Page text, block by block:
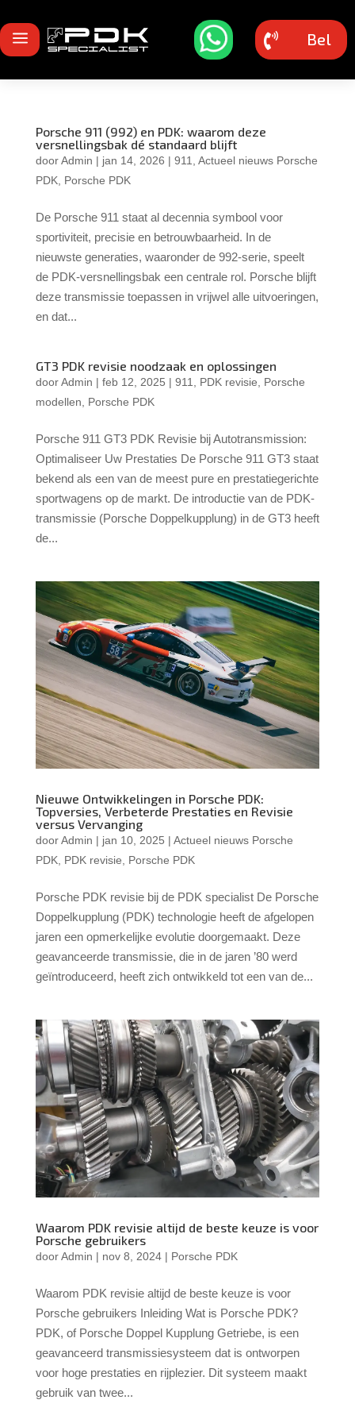
a  Bel
Porsche 911 (992) en PDK: waarom deze
versnellingsbak dé standaard blijft
doorAdmin | jan 14, 2026 | 911
Actueel nieuws Porsche
PDK, Porsche PDK
De Porsche 911 staat al decennia symbool voor
sportiviteit, precisie en betrouwbaarheid. In de
nieuwste generaties, waaronder de 992-serie, speelt
de PDK-versnellingsbak een centrale rol. Porsche blijft
deze transmissie toepassen in vrijwel alle uitvoeringen,
en dat...
GT3 PDK revisie noodzaak en oplossingen
doorAdmin | feb 12, 2025 | 911 PDK revisie
Porsche
modellen
Porsche PDK
Porsche 911 GT3 PDK Revisie bij Autotransmission:
Optimaliseer Uw Prestaties De Porsche 911 GT3 staat
bekend als een van de meest pure en prestatiegerichte
sportwagens op de markt. De introductie van de PDK-
transmissie (Porsche Doppelkupplung) in de GT3 heeft
de...
Nieuwe Ontwikkelingen in Porsche PDK:
Topversies, Verbeterde Prestaties en Revisie
versus Vervanging
doorAdmin | jan 10, 2025 | Actueel nieuws Porsche
PDK, PDK revisie, Porsche PDK
Porsche PDK revisie bij de PDK specialist De Porsche
Doppelkupplung (PDK) technologie heeft de afgelopen
jaren een opmerkelijke evolutie doorgemaakt. Deze
geavanceerde transmissie, die in de jaren ’80 werd
geïntroduceerd, heeft zich ontwikkeld tot een van de...
Waarom PDK revisie altijd de beste keuze is voor
Porsche gebruikers
doorAdmin | nov 8, 2024| Porsche PDK
Waarom PDK revisie altijd de beste keuze is voor
Porsche gebruikers Inleiding Wat is Porsche PDK?
PDK, of Porsche Doppel Kupplung Getriebe, is een
geavanceerd transmissiesysteem dat is ontworpen
voor hoge prestaties en rijplezier. Dit systeem maakt
gebruik van twee...